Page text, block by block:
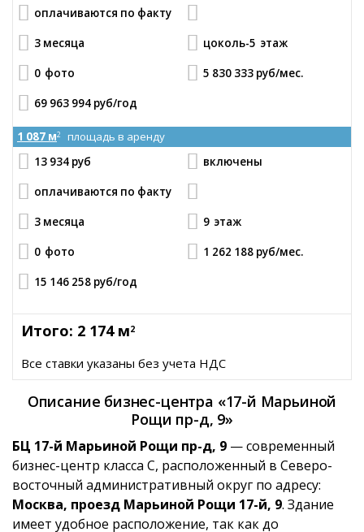
оплачиваются по факту
3 месяца цоколь-5 этаж
0 фото 5 830 333 руб/мес.
69 963 994 руб/год
1 087 м2
площадь в аренду
13 934 руб
включены
оплачиваются по факту
3 месяца 9 этаж
0 фото 1 262 188 руб/мес.
15 146 258 руб/год
Итого: 2 174 м2
Все ставки указаны без учета НДС
Описание бизнес-центра «17-й Марьиной
Рощи пр-д, 9»
БЦ 17-й Марьиной Рощи пр-д, 9 — современный
бизнес-центр класса C, расположенный в Северо-
восточный административный округ по адресу:
Москва, проезд Марьиной Рощи 17-й, 9. Здание
имеет удобное расположение, так как до